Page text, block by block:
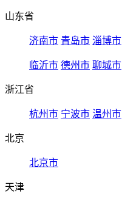
山东省
济南市 青岛市 淄博市
临沂市 德州市 聊城市
浙江省
杭州市 宁波市 温州市
北京
北京市
天津